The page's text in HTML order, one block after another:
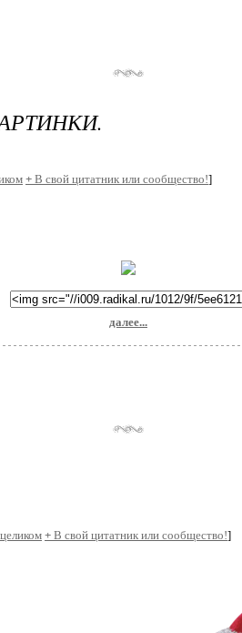
+ В свой цитатник или сообщество!]
далее...
+ В свой цитатник или сообщество!]